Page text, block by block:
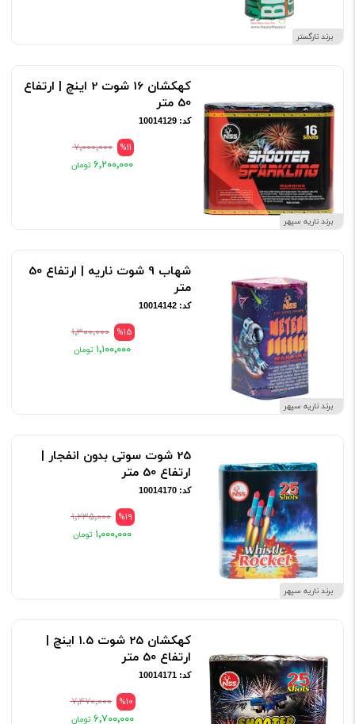
برند نارگستر
برند ناریه سپهر
کهکشان 16 شوت 2 اینچ | ارتفاع
50 متر
کد: 10014129
%11 ۷٬۰۰۰٬۰۰۰
۶٬۲۰۰٬۰۰۰
برند ناریه سپهر
شهاب 9 شوت ناریه | ارتفاع 50
متر
کد: 10014142
%15 ۱٬۳۰۰٬۰۰۰
۱٬۱۰۰٬۰۰۰
برند ناریه سپهر
25 شوت سوتی بدون انفجار |
ارتفاع 50 متر
کد: 10014170
%19 ۱٬۲۳۵٬۰۰۰
۱٬۰۰۰٬۰۰۰
کهکشان 25 شوت 1.5 اینچ |
ارتفاع 50 متر
کد: 10014171
%10 ۷٬۴۷۰٬۰۰۰
۶٬۷۰۰٬۰۰۰